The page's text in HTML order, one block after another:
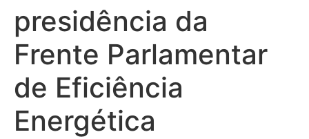
presidência da
Frente Parlamentar
de Eficiência
Energética